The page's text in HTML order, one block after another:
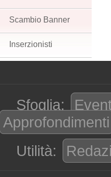
Scambio Banner
Inserzionisti
Sfoglia:
Approfondimenti
Utilità: